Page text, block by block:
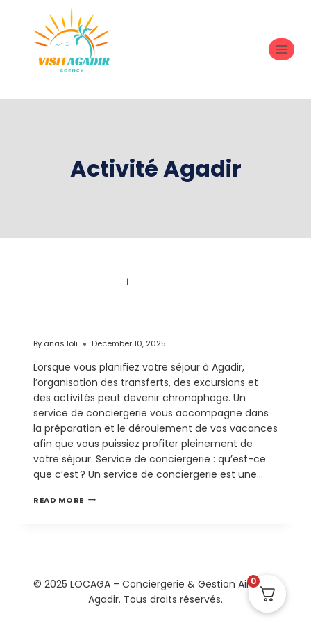
Activité Agadir
|
By anas loli December 10, 2025
Lorsque vous planifiez votre séjour à Agadir,
l’organisation des transferts, des excursions et
des activités peut devenir chronophage. Un
service de conciergerie vous accompagne dans
la préparation et le déroulement de vos vacances
afin que vous puissiez profiter pleinement de
votre séjour. Service de conciergerie : qu’est-ce
que c’est ? Un service de conciergerie est une…
READ MORE
© 2025 LOCAGA – Conciergerie & Gestion Airbnb à
Agadir. Tous droits réservés.
0